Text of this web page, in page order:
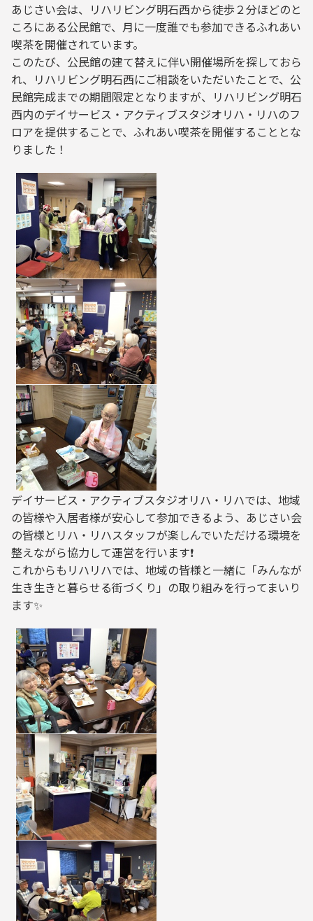
あじさい会は、リハリビング明石西から徒歩２分ほどのと
ころにある公民館で、月に一度誰でも参加できるふれあい
喫茶を開催されています。
このたび、公民館の建て替えに伴い開催場所を探しておら
れ、リハリビング明石西にご相談をいただいたことで、公
民館完成までの期間限定となりますが、リハリビング明石
西内のデイサービス・アクティブスタジオリハ・リハのフ
ロアを提供することで、ふれあい喫茶を開催することとな
りました！
デイサービス・アクティブスタジオリハ・リハでは、地域
の皆様や入居者様が安心して参加できるよう、あじさい会
の皆様とリハ・リハスタッフが楽しんでいただける環境を
整えながら協力して運営を行います❗️
これからもリハリハでは、地域の皆様と一緒に「みんなが
生き生きと暮らせる街づくり」の取り組みを行ってまいり
ます✨